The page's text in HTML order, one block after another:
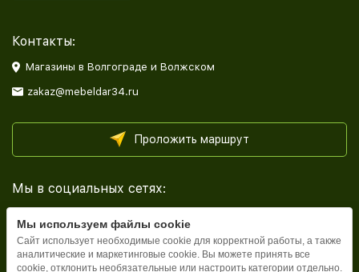
Контакты:
Магазины в Волгограде и Волжском
zakaz@mebeldar34.ru
Проложить маршрут
Мы в социальных сетях:
Мы используем файлы cookie
Сайт использует необходимые cookie для корректной работы, а также
аналитические и маркетинговые cookie. Вы можете принять все
cookie, отклонить необязательные или настроить категории отдельно.